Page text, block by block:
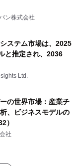
ン株式会社
ステム市場は、2025
と推定され、2036
Ltd.
の世界市場：産業チ
、ビジネスモデルの
）
社